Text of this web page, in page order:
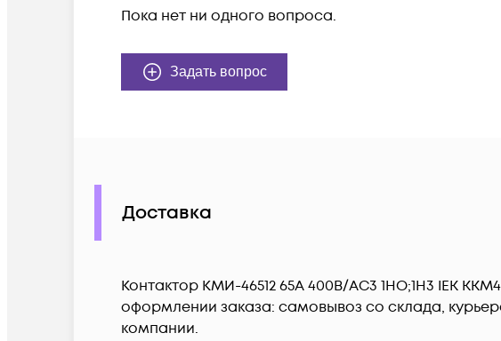
Пока нет ни одного вопроса.
Задать вопрос
Доставка
Контактор КМИ-46512 65А 400В/AC3 1HО;1H3 IEK
оформлении заказа: самовывоз со склада,
компании.